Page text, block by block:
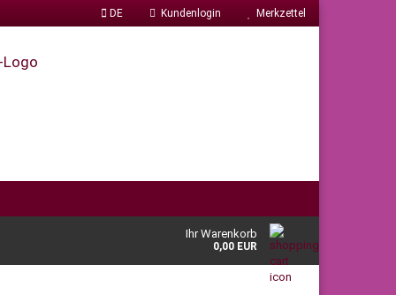
DE Kundenlogin Merkzettel
Ihr Warenkorb
0,00 EUR